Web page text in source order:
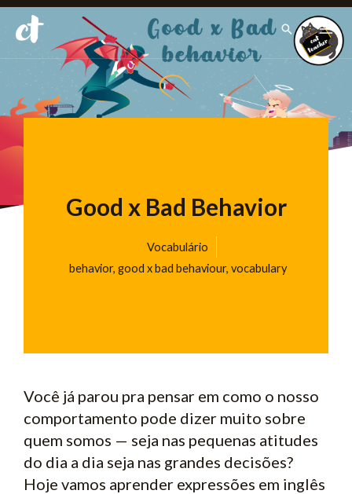
Ir
para
conteúdo
Pesquisar
Good x Bad Behavior
Vocabulário
behavior, good x bad behaviour, vocabulary
Você já parou pra pensar em como o nosso
comportamento pode dizer muito sobre
quem somos — seja nas pequenas atitudes
do dia a dia seja nas grandes decisões?
Hoje vamos aprender expressões em inglês